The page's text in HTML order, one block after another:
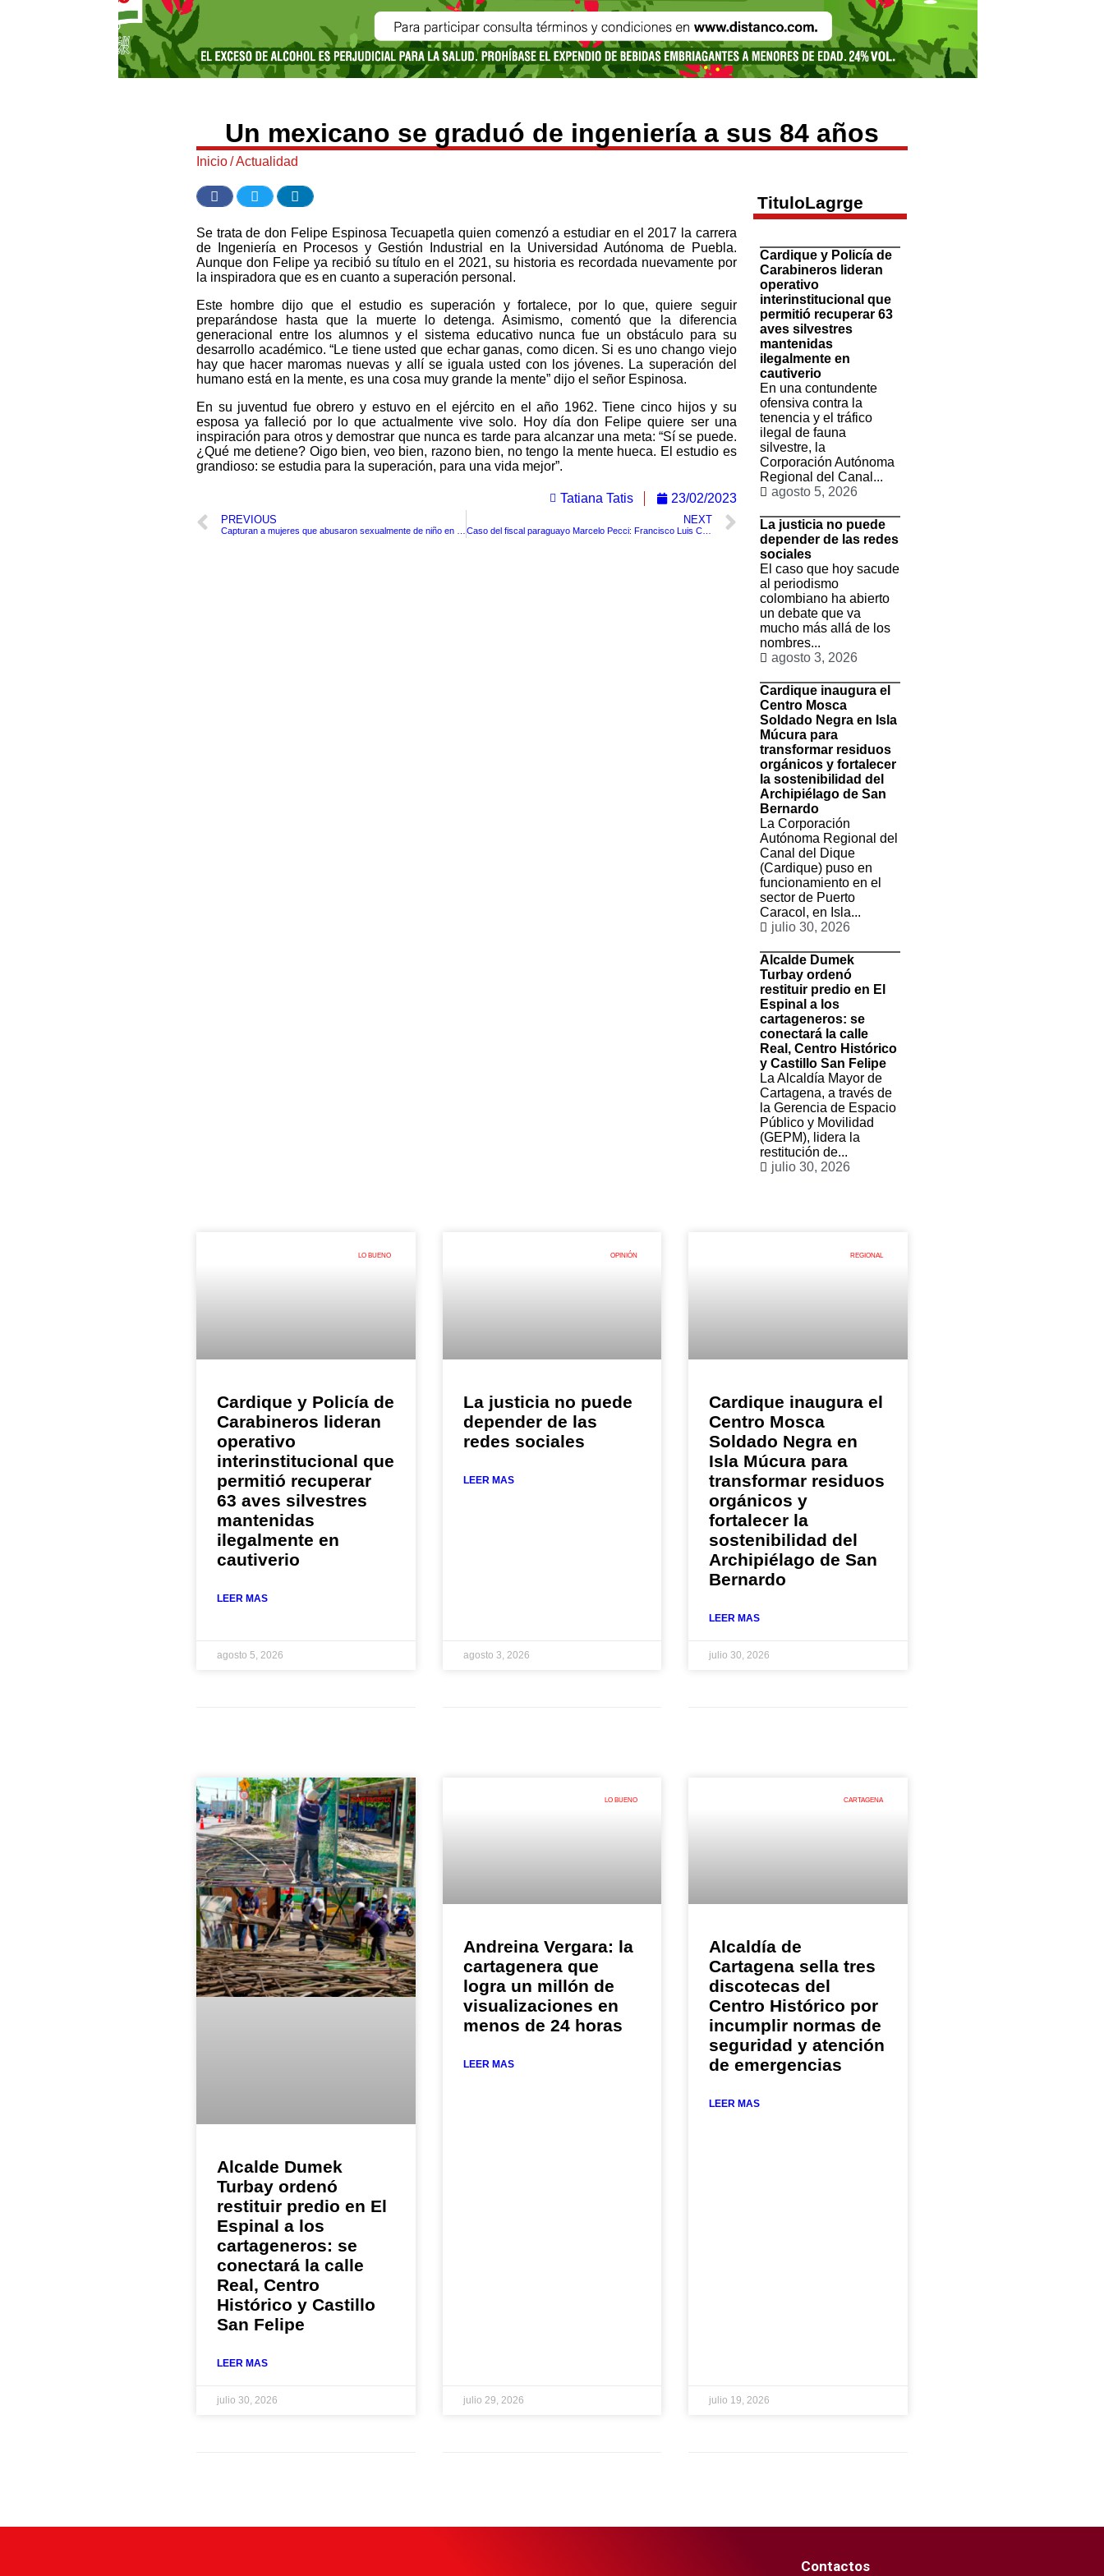
Un mexicano se graduó de ingeniería a sus 84 años
Inicio/Actualidad
Se trata de don Felipe Espinosa Tecuapetla quien comenzó a estudiar en el 2017 la carrera
de Ingeniería en Procesos y Gestión Industrial en la Universidad Autónoma de Puebla.
Aunque don Felipe ya recibió su título en el 2021, su historia es recordada nuevamente por
la inspiradora que es en cuanto a superación personal.
Este hombre dijo que el estudio es superación y fortalece, por lo que, quiere seguir
preparándose hasta que la muerte lo detenga. Asimismo, comentó que la diferencia
generacional entre los alumnos y el sistema educativo nunca fue un obstáculo para su
desarrollo académico. “Le tiene usted que echar ganas, como dicen. Si es uno chango viejo
hay que hacer maromas nuevas y allí se iguala usted con los jóvenes. La superación del
humano está en la mente, es una cosa muy grande la mente” dijo el señor Espinosa.
En su juventud fue obrero y estuvo en el ejército en el año 1962. Tiene cinco hijos y su
esposa ya falleció por lo que actualmente vive solo. Hoy día don Felipe quiere ser una
inspiración para otros y demostrar que nunca es tarde para alcanzar una meta: “Sí se puede.
¿Qué me detiene? Oigo bien, veo bien, razono bien, no tengo la mente hueca. El estudio es
grandioso: se estudia para la superación, para una vida mejor”.
Tatiana Tatis 23/02/2023
PREVIOUS NEXT
TituloLagrge
Cardique y Policía de
Carabineros lideran
operativo
interinstitucional que
permitió recuperar 63
aves silvestres
mantenidas
ilegalmente en
cautiverio
En una contundente
ofensiva contra la
tenencia y el tráfico
ilegal de fauna
silvestre, la
Corporación Autónoma
Regional del Canal...
agosto 5, 2026
La justicia no puede
depender de las redes
sociales
El caso que hoy sacude
al periodismo
colombiano ha abierto
un debate que va
mucho más allá de los
nombres...
agosto 3, 2026
Cardique inaugura el
Centro Mosca
Soldado Negra en Isla
Múcura para
transformar residuos
orgánicos y fortalecer
la sostenibilidad del
Archipiélago de San
Bernardo
La Corporación
Autónoma Regional del
Canal del Dique
(Cardique) puso en
funcionamiento en el
sector de Puerto
Caracol, en Isla...
julio 30, 2026
Alcalde Dumek
Turbay ordenó
restituir predio en El
Espinal a los
cartageneros: se
conectará la calle
Real, Centro Histórico
y Castillo San Felipe
La Alcaldía Mayor de
Cartagena, a través de
la Gerencia de Espacio
Público y Movilidad
(GEPM), lidera la
restitución de...
julio 30, 2026
LO BUENO
Cardique y Policía de
Carabineros lideran
operativo
interinstitucional que
permitió recuperar
63 aves silvestres
mantenidas
ilegalmente en
cautiverio
LEER MAS
agosto 5, 2026
OPINIÓN
La justicia no puede
depender de las
redes sociales
LEER MAS
agosto 3, 2026
REGIONAL
Cardique inaugura el
Centro Mosca
Soldado Negra en
Isla Múcura para
transformar residuos
orgánicos y
fortalecer la
sostenibilidad del
Archipiélago de San
Bernardo
LEER MAS
julio 30, 2026
CARTAGENA
Alcalde Dumek
Turbay ordenó
restituir predio en El
Espinal a los
cartageneros: se
conectará la calle
Real, Centro
Histórico y Castillo
San Felipe
LEER MAS
julio 30, 2026
LO BUENO
Andreina Vergara: la
cartagenera que
logra un millón de
visualizaciones en
menos de 24 horas
LEER MAS
julio 29, 2026
CARTAGENA
Alcaldía de
Cartagena sella tres
discotecas del
Centro Histórico por
incumplir normas de
seguridad y atención
de emergencias
LEER MAS
julio 19, 2026
Contactos